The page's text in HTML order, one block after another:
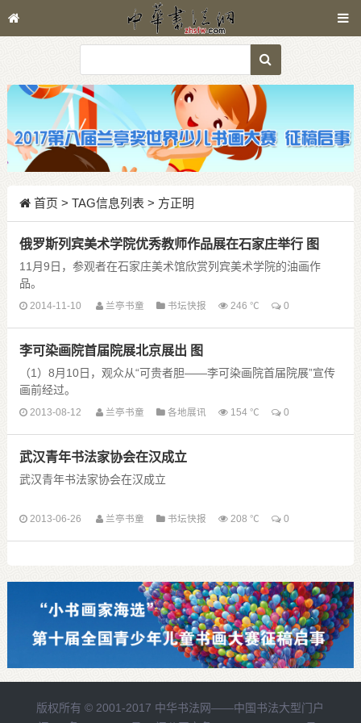
首页 > TAG信息列表 > 方正明
俄罗斯列宾美术学院优秀教师作品展在石家庄举行 图
11月9日，参观者在石家庄美术馆欣赏列宾美术学院的油画作
品。
近日，“现实主义的嬗变——俄罗斯列宾美术学院优秀教师作品
2014-11-10 兰亭书童 书坛快报 246 ℃ 0
李可染画院首届院展北京展出 图
（1）8月10日，观众从“可贵者胆——李可染画院首届院展”宣传
画前经过。
近日，“可贵者胆——李可染画院首届院展”在北京中国美术馆开
2013-08-12 兰亭书童 各地展讯 154 ℃ 0
武汉青年书法家协会在汉成立
武汉青年书法家协会在汉成立
2013-06-26 兰亭书童 书坛快报 208 ℃ 0
版权所有 © 2001-2017 中华书法网——中国书法大型门户